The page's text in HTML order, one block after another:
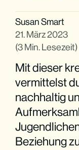
Susan Smart
21. März 2023
(3 Min. Lesezeit)
Mit dieser
vermittelst
nachhaltig
Beziehung